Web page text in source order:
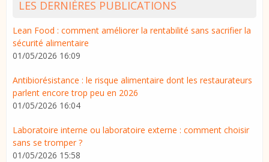
LES DERNIÈRES PUBLICATIONS
Lean Food : comment améliorer la rentabilité sans sacrifier la
sécurité alimentaire
01/05/2026 16:09
Antibiorésistance : le risque alimentaire dont les restaurateurs
parlent encore trop peu en 2026
01/05/2026 16:04
Laboratoire interne ou laboratoire externe : comment choisir
sans se tromper ?
01/05/2026 15:58